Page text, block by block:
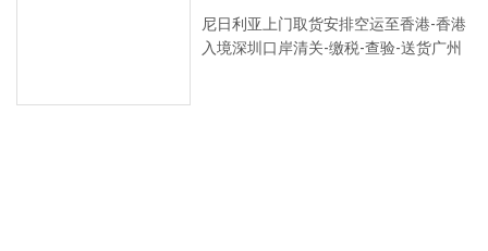
尼日利亚上门取货安排空运至香港-香港
入境深圳口岸清关-缴税-查验-送货广州